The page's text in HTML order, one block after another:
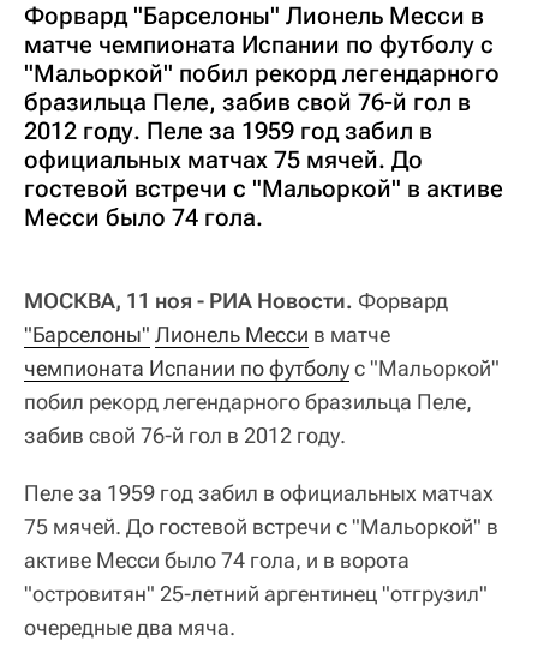
Форвард "Барселоны" Лионель Месси в
матче чемпионата Испании по футболу с
"Мальоркой" побил рекорд легендарного
бразильца Пеле, забив свой 76-й гол в
2012 году. Пеле за 1959 год забил в
официальных матчах 75 мячей. До
гостевой встречи с "Мальоркой" в активе
Месси было 74 гола.
МОСКВА, 11 ноя - РИА Новости. Форвард
"Барселоны" Лионель Месси в матче
чемпионата Испании по футболус "Мальоркой"
побил рекорд легендарного бразильца Пеле,
забив свой 76-й гол в 2012 году.
Пеле за 1959 год забил в официальных матчах
75 мячей. До гостевой встречи с "Мальоркой" в
активе Месси было 74 гола, и в ворота
"островитян" 25-летний аргентинец "отгрузил"
очередные два мяча.